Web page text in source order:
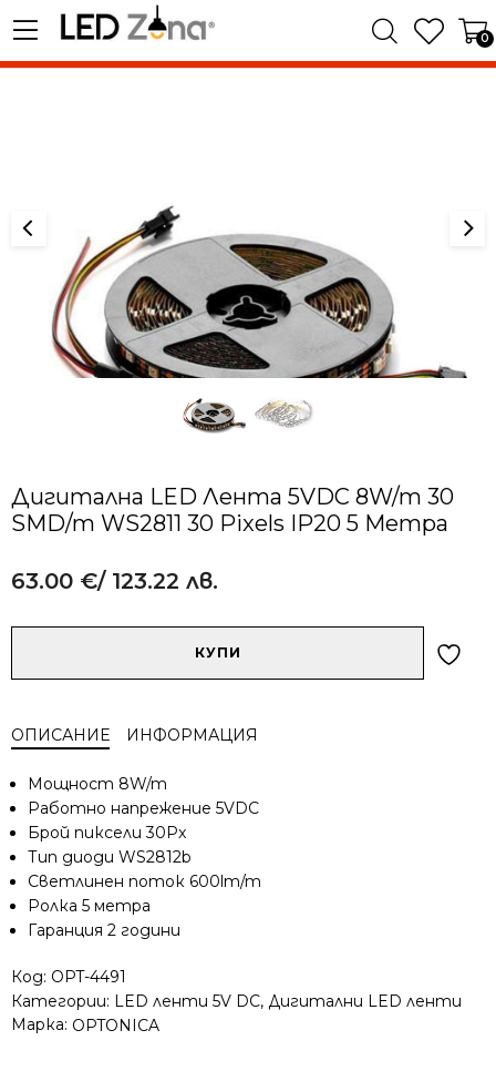
0
Дигитална LED Лента 5VDC 8W/m 30
SMD/m WS2811 30 Pixels IP20 5 Метра
63.00 €/ 123.22 лв.
Лента
8W/m
30
SMD/m
WS2811
30
Pixels
IP20
Метра
КУПИ
ОПИСАНИЕ ИНФОРМАЦИЯ
Мощност 8W/m
Работно напрежение 5VDC
Брой пиксели 30Px
Тип диоди WS2812b
Светлинен поток 600lm/m
Ролка 5 метра
Гаранция 2 години
Код: OPT-4491
Категории: LED ленти 5V DC, Дигитални LED ленти
Марка: OPTONICA